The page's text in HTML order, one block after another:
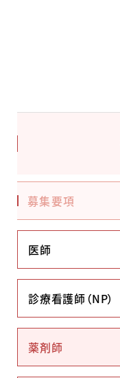
募集要項
医師
診療看護師（NP）
薬剤師